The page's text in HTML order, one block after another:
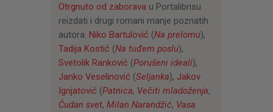
Otrgnuto od zaborava u Portalibrisu
reizdati i drugi romani manje poznatih
autora: Niko Bartulović (Na prelomu),
Tadija Kostić (Na tuđem poslu),
Svetolik Ranković (Porušeni ideali),
Janko Veselinović (Seljanka), Jakov
Ignjatović (Patnica, Večiti mladoženja,
Čudan svet, Milan Narandžić, Vasa